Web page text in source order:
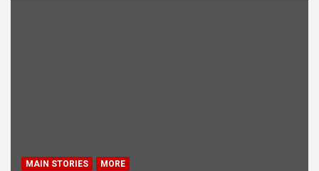
MAIN STORIES MORE